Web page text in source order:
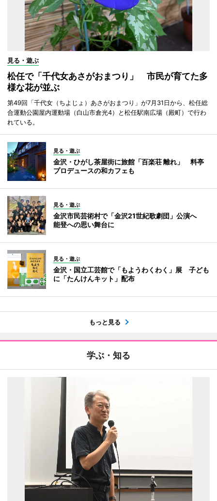
見る・遊ぶ
松任で「千代女あさがおまつり」 市民が育てた多
様な花が並ぶ
第49回「千代女（ちよじょ）あさがおまつり」が7月31日から、松任総
合運動公園屋内運動場（白山市倉光4）と松任駅南広場（殿町）で行わ
れている。
見る・遊ぶ
金沢・ひがし茶屋街に旅館「百楽荘 離れ」 料亭
プロデュースの和カフェも
見る・遊ぶ
金沢市民芸術村で「金沢21世紀歌劇団」公演へ
能登への思い舞台に
見る・遊ぶ
金沢・国立工芸館で「もようわくわく」展 子ども
に「たんけんキット」配布
もっと見る
学ぶ・知る